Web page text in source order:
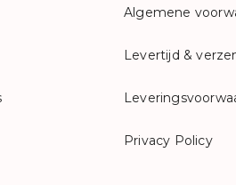
Algemene
Levertijd &
Privacy Policy